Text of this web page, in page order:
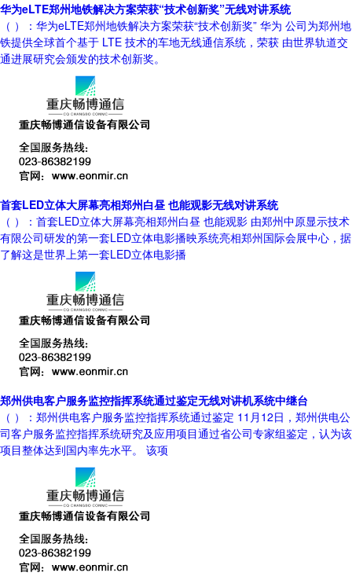
华为eLTE郑州地铁解决方案荣获“技术创新奖”无线对讲系统
（ ）：华为eLTE郑州地铁解决方案荣获“技术创新奖” 华为 公司为郑州地
铁提供全球首个基于 LTE 技术的车地无线通信系统，荣获 由世界轨道交
通进展研究会颁发的技术创新奖。
首套LED立体大屏幕亮相郑州白昼 也能观影无线对讲系统
（ ）：首套LED立体大屏幕亮相郑州白昼 也能观影 由郑州中原显示技术
有限公司研发的第一套LED立体电影播映系统亮相郑州国际会展中心，据
了解这是世界上第一套LED立体电影播
郑州供电客户服务监控指挥系统通过鉴定无线对讲机系统中继台
（ ）：郑州供电客户服务监控指挥系统通过鉴定 11月12日，郑州供电公
司客户服务监控指挥系统研究及应用项目通过省公司专家组鉴定，认为该
项目整体达到国内率先水平。 该项